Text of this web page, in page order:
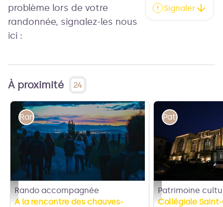
problème lors de votre
randonnée, signalez-les nous
ici :
Signaler
À proximité 24
BNP au crépuscule - Vincent Amaridon
Rando accompagnée
Rando accompagnée
A la rencontre des chauves-
IMG_3190 - Ville de
Patrimoine
Patrimoine
Collégiale